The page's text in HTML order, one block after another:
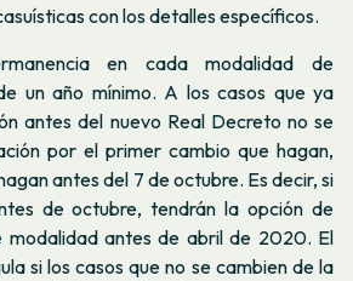
con los detalles específicos.
en cada modalidad de
un año mínimo. A los casos que ya
antes del nuevo Real Decreto no se
por el primer cambio que hagan,
antes del 7 de octubre. Es decir, si
de octubre, tendrán la opción de
modalidad antes de abril de 2020. El
si los casos que no se cambien de la